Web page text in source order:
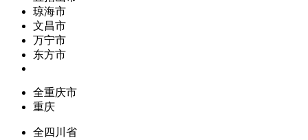
琼海市
文昌市
万宁市
东方市
全重庆市
重庆
全四川省